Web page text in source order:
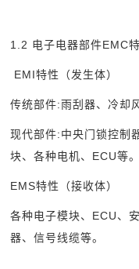
1.2 电子电器部件EMC
EMI特性（发生体）
传统部件:雨刮器、冷却
现代部件:中央门锁控制
块、各种电机、ECU等。
EMS特性（接收体）
各种电子模块、ECU、
器、信号线缆等。